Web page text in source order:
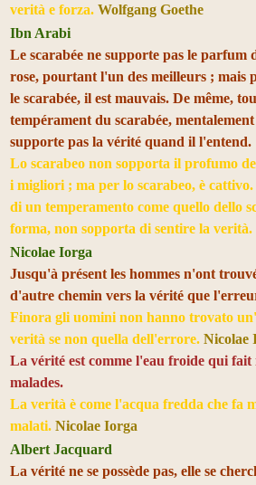
verità e forza. Wolfgang Goethe
Ibn Arabi
Le scarabée ne supporte pas le parfum
rose, pourtant l'un des meilleurs ; mais
le scarabée, il est mauvais. De même,
tempérament du scarabée,
supporte pas la vérité quand il l'entend.
Lo scarabeo non sopporta il profumo
i migliori ; ma per lo scarabeo, è cattivo.
di un temperamento come quello dello
forma, non sopporta di sentire la verità.
Nicolae Iorga
Jusqu'à présent les hommes n'ont
d'autre chemin vers la vérité que
Finora gli uomini non hanno trovato
verità se non quella dell'errore. Nicolae
La vérité est comme l'eau froide qui fait
malades.
La verità è come l'acqua fredda che fa
malati. Nicolae Iorga
Albert Jacquard
La vérité ne se possède pas, elle se